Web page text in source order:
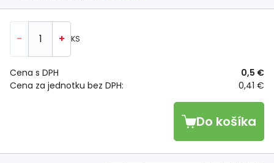
- + KS
Cena za jednotku bez DPH: 0,41 €
Cena s DPH 0,5 €
Do košíka